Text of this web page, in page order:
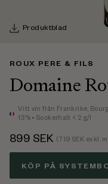
Produktblad
ROUX PERE & FILS
Domaine
Vitt vin från Frankrike,
13% • Sockerhalt < 2 g/l
899 SEK ( 719 SEK exkl.
KÖP PÅ